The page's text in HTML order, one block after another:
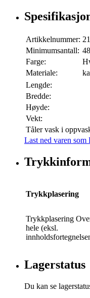
Artikkelnummer:
Minimumsantall:
Farge:
Materiale:
Lengde:
Bredde:
Høyde:
Vekt:
Tåler vask i
Last ned varen som
Trykkplasering
Trykkplasering
hele (eksl.
Lagerstatus
Du kan se